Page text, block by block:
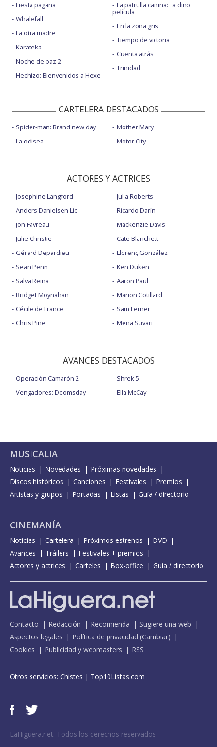
Fiesta pagäna
Whalefall
La otra madre
Karateka
Noche de paz 2
Hechizo: Bienvenidos a Hexe
La patrulla canina: La dino
película
En la zona gris
Tiempo de victoria
Cuenta atrás
Trinidad
CARTELERA DESTACADOS
Spider-man: Brand new day
La odisea
Mother Mary
Motor City
ACTORES Y ACTRICES
Josephine Langford
Anders Danielsen Lie
Jon Favreau
Julie Christie
Gérard Depardieu
Sean Penn
Salva Reina
Bridget Moynahan
Cécile de France
Chris Pine
Julia Roberts
Ricardo Darín
Mackenzie Davis
Cate Blanchett
Llorenç González
Ken Duken
Aaron Paul
Marion Cotillard
Sam Lerner
Mena Suvari
AVANCES DESTACADOS
Operación Camarón 2
Vengadores: Doomsday
Shrek 5
Ella McCay
MUSICALIA
Noticias Novedades
Próximas novedades
Discos históricos
Canciones Festivales
Premios
Artistas y grupos
Portadas Listas Guía / directorio
CINEMANÍA
Noticias Cartelera Próximos estrenos
DVD
Avances
Tráilers
Festivales + premios
Actores y actrices
Carteles Box-office Guía / directorio
Contacto Redacción Recomienda
Sugiere una web
Aspectos legales
Política de privacidad (Cambiar)
Cookies
Publicidad y webmasters RSS
Otros servicios: Chistes | Top10Listas.com
LaHiguera.net. Todos los derechos reservados